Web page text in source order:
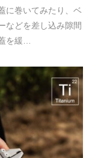
に巻いてみたり、ベ
などを差し込み隙間
を緩…